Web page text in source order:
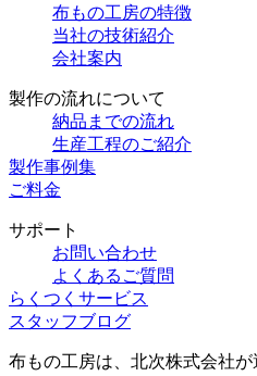
布もの工房の特徴
当社の技術紹介
会社案内
製作の流れについて
納品までの流れ
生産工程のご紹介
製作事例集
ご料金
サポート
お問い合わせ
よくあるご質問
らくつくサービス
スタッフブログ
布もの工房は、北次株式会社が